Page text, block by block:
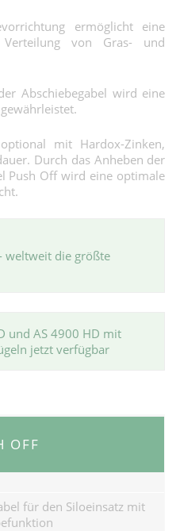
ermöglicht eine
von Gras- und
Abschiebegabel wird eine
mit Hardox-Zinken,
Durch das Anheben der
Push Off wird eine optimale
weltweit die größte
und AS 4900 HD mit
jetzt verfügbar
OFF
für den Siloeinsatz mit